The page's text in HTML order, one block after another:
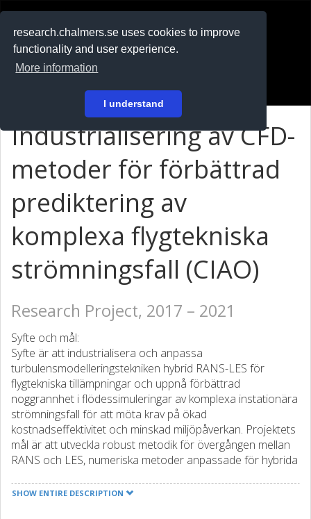
research.chalmers.se uses cookies to improve
functionality and user experience.
More information
I understand
På svenska
Industrialisering av CFD-
metoder för förbättrad
prediktering av
komplexa flygtekniska
strömningsfall (CIAO)
Research Project, 2017 – 2021
Syfte och mål:
Syfte är att industrialisera och anpassa
turbulensmodelleringstekniken hybrid RANS-LES för
flygtekniska tillämpningar och uppnå förbättrad
noggrannhet i flödessimuleringar av komplexa instationära
strömningsfall för att möta krav på ökad
kostnadseffektivitet och minskad miljöpåverkan. Projektets
mål är att utveckla robust metodik för övergången mellan
RANS och LES, numeriska metoder anpassade för hybrida
syntetisk turbulens i gränsområdet mellan RANS och LES
SHOW ENTIRE DESCRIPTION